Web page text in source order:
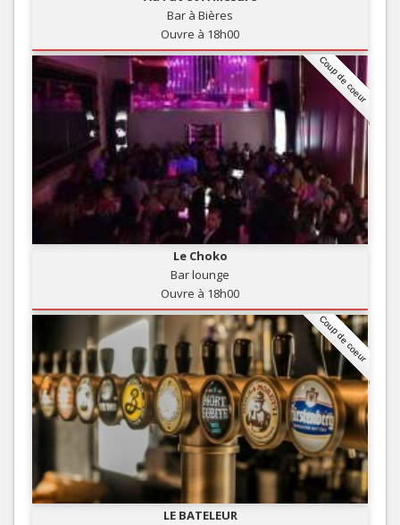
Bar à Bières
Ouvre à 18h00
Coup de coeur
Le Choko
Bar lounge
Ouvre à 18h00
Coup de coeur
LE BATELEUR